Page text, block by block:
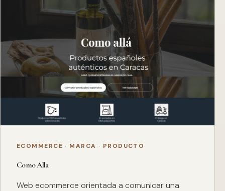
ECOMMERCE · MARCA · PRODUCTO
Como Alla
Web ecommerce orientada a comunicar una